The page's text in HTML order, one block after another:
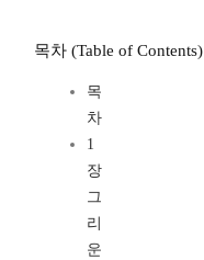
목차 (Table of Contents)
목
차
1
장
그
리
운